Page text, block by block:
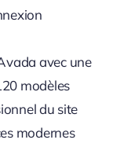
avec une
modèles
du site
modernes